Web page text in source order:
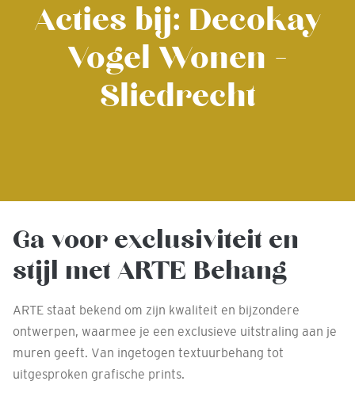
Acties bij: Decokay
Vogel Wonen -
Sliedrecht
Ga voor exclusiviteit en
stijl met ARTE Behang
ARTE staat bekend om zijn kwaliteit en bijzondere
ontwerpen, waarmee je een exclusieve uitstraling aan je
muren geeft. Van ingetogen textuurbehang tot
uitgesproken grafische prints.